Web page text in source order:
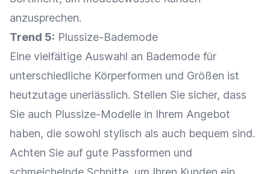
anzusprechen.
Trend 5: Plussize-Bademode
Eine vielfältige Auswahl an Bademode für
unterschiedliche Körperformen und Größen ist
heutzutage unerlässlich. Stellen Sie sicher, dass
Sie auch Plussize-Modelle in Ihrem Angebot
haben, die sowohl stylisch als auch bequem sind.
Achten Sie auf gute Passformen und